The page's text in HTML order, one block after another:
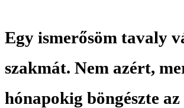
Egy ismerősöm tavaly
szakmát. Nem azért,
hónapokig böngészte az